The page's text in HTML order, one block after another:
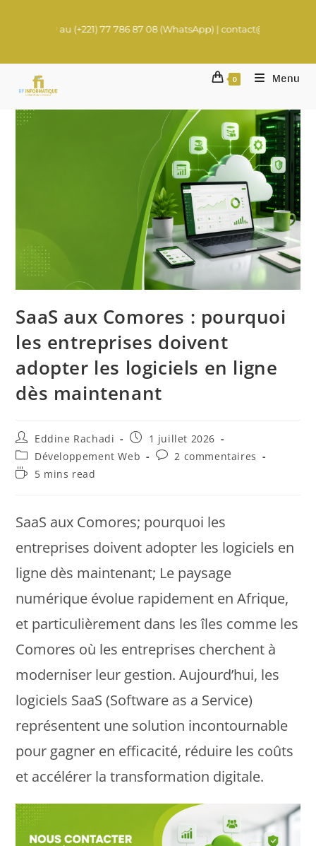
(+221) 77 786 87 08 (WhatsApp) | contact@rachadifils.com
0 Menu
SaaS aux Comores : pourquoi
les entreprises doivent
adopter les logiciels en ligne
dès maintenant
Eddine Rachadi
1 juillet 2026
Développement Web
2 commentaires
5 mins read
SaaS aux Comores; pourquoi les
entreprises doivent adopter les logiciels en
ligne dès maintenant; Le paysage
numérique évolue rapidement en Afrique,
et particulièrement dans les îles comme les
Comores où les entreprises cherchent à
moderniser leur gestion. Aujourd’hui, les
logiciels SaaS (Software as a Service)
représentent une solution incontournable
pour gagner en efficacité, réduire les coûts
et accélérer la transformation digitale.